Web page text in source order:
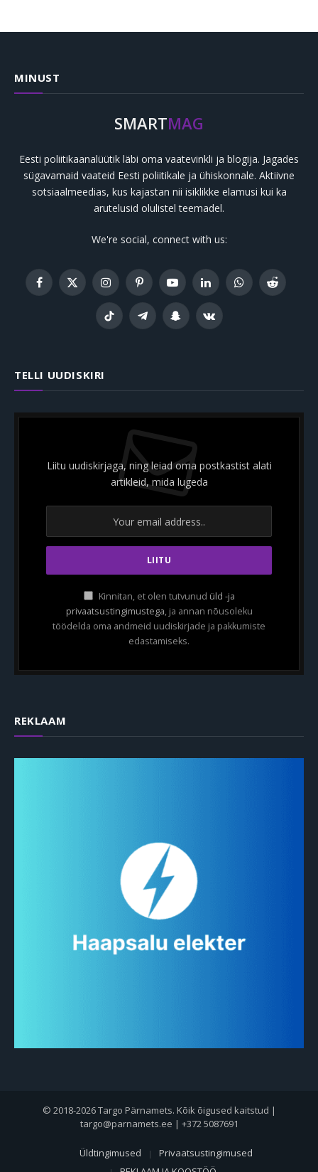
MINUST
SMARTMAG
Eesti poliitikaanalüütik läbi oma vaatevinkli ja blogija. Jagades
sügavamaid vaateid Eesti poliitikale ja ühiskonnale. Aktiivne
sotsiaalmeedias, kus kajastan nii isiklikke elamusi kui ka
arutelusid olulistel teemadel.
We're social, connect with us:
Facebook
X
(Twitter)
InstagramPinterestYouTubeLinkedInWhatsAppReddit
TikTok TelegramSnapchatVKontakte
TELLI UUDISKIRI
Liitu uudiskirjaga, ning leiad oma postkastist alati
artikleid, mida lugeda
Kinnitan, et olen tutvunud üld -ja
privaatsustingimustega, ja annan nõusoleku
töödelda oma andmeid uudiskirjade ja pakkumiste
edastamiseks.
REKLAAM
© 2018-2026 Targo Pärnamets. Kõik õigused kaitstud |
targo@parnamets.ee | +372 5087691
Üldtingimused
Privaatsustingimused